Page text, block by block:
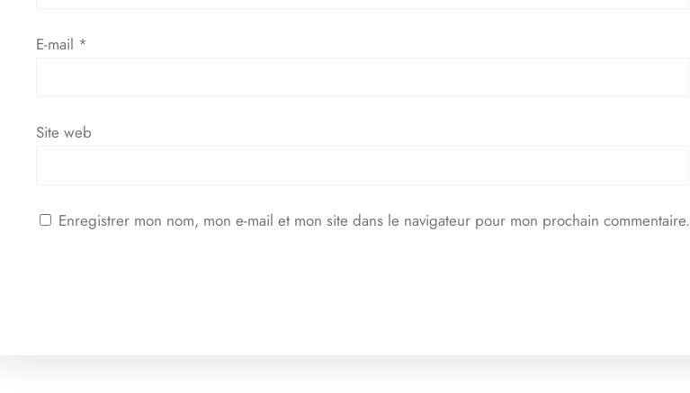
E-mail *
Site web
Enregistrer mon nom, mon e-mail et mon site dans le navigateur pour mon prochain commentaire.